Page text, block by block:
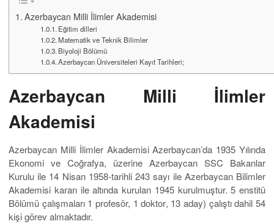
Azerbaycan Milli İlimler Akademisi
Eğitim dilleri
Matematik ve Teknik Bilimler
Biyoloji Bölümü
Azerbaycan Üniversiteleri Kayıt Tarihleri;
Azerbaycan Milli İlimler
Akademisi
Azerbaycan Milli İlimler Akademisi Azerbaycan’da 1935 Yılında
Ekonomi ve Coğrafya, üzerine Azerbaycan SSC Bakanlar
Kurulu ile 14 Nisan 1958-tarihli 243 sayı ile Azerbaycan Bilimler
Akademisi kararı ile altında kurulan 1945 kurulmuştur. 5 enstitü
Bölümü çalışmaları 1 profesör, 1 doktor, 13 aday) çalıştı dahil 54
kişi görev almaktadır.